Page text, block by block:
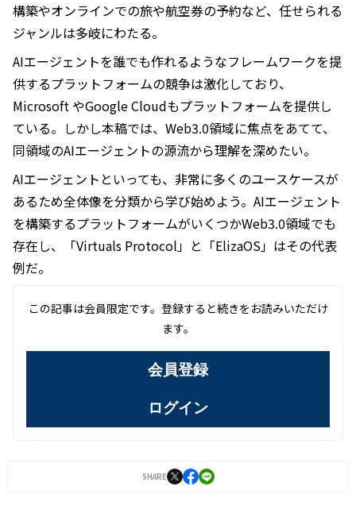
構築やオンラインでの旅や航空券の予約など、任せられる
ジャンルは多岐にわたる。
AIエージェントを誰でも作れるようなフレームワークを提
供するプラットフォームの競争は激化しており、
Microsoft やGoogle Cloudもプラットフォームを提供し
ている。しかし本稿では、Web3.0領域に焦点をあてて、
同領域のAIエージェントの源流から理解を深めたい。
AIエージェントといっても、非常に多くのユースケースが
あるため全体像を分類から学び始めよう。AIエージェント
を構築するプラットフォームがいくつかWeb3.0領域でも
存在し、「Virtuals Protocol」と「ElizaOS」はその代表
例だ。
この記事は会員限定です。登録すると続きをお読みいただけ
ます。
会員登録
ログイン
SHARE